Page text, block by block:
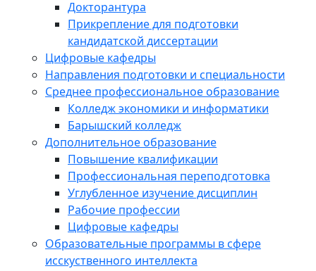
Докторантура
Прикрепление для подготовки
кандидатской диссертации
Цифровые кафедры
Направления подготовки и специальности
Среднее профессиональное образование
Колледж экономики и информатики
Барышский колледж
Дополнительное образование
Повышение квалификации
Профессиональная переподготовка
Углубленное изучение дисциплин
Рабочие профессии
Цифровые кафедры
Образовательные программы в сфере
исскуственного интеллекта